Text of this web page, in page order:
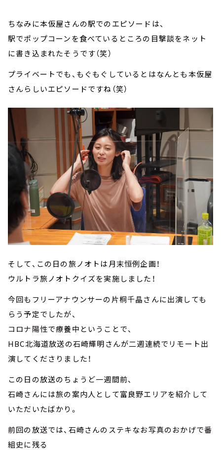
ちなみに本仮屋さんの駅でのエピソードは、
駅でポップコーンを食べているところの目撃談をネット
に書き込まれたそうです（笑）
プライベートでも、もぐもぐしているとはなんとも本仮屋
さんらしいエピソードですね（笑）
そして、この日の旅ノオトは月末恒例企画！
ウルトラ旅ノオトクイズを実施しました！
今回もフリーアナウンサーの片桐千晶さんに出演しても
らう予定でしたが、
コロナ陽性で療養中ということで、
HBC北海道放送の石崎輝明さんが二週連続でリモート出
演してくださりました！
この日の放送のちょうど一週間前、
石崎さんには旅の案内人として富良野エリアを紹介して
いただいたばかり。
前回の放送では、石崎さんのステキなお写真のおかげで番
組史に残る